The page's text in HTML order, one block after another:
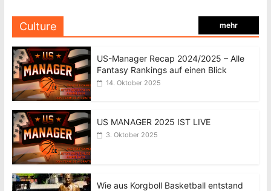
Culture mehr
US-Manager Recap 2024/2025 – Alle
Fantasy Rankings auf einen Blick
14. Oktober 2025
US MANAGER 2025 IST LIVE
3. Oktober 2025
Wie aus Korgboll Basketball entstand